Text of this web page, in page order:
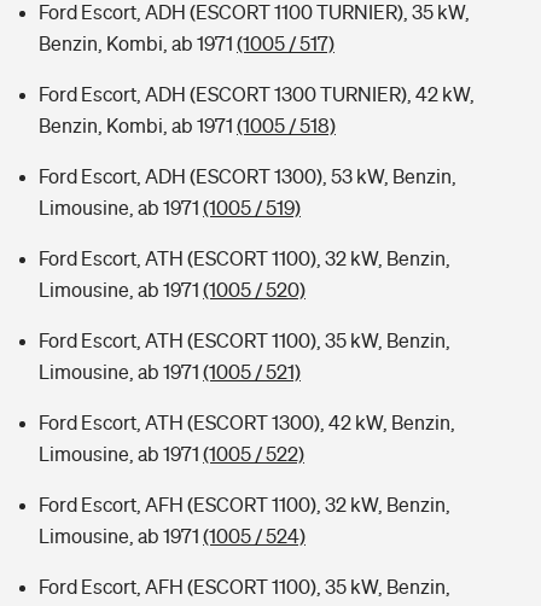
Ford Escort, ADH (ESCORT 1100 TURNIER), 35 kW,
Benzin, Kombi, ab 1971 (1005 / 517)
Ford Escort, ADH (ESCORT 1300 TURNIER), 42 kW,
Benzin, Kombi, ab 1971 (1005 / 518)
Ford Escort, ADH (ESCORT 1300), 53 kW, Benzin,
Limousine, ab 1971 (1005 / 519)
Ford Escort, ATH (ESCORT 1100), 32 kW, Benzin,
Limousine, ab 1971 (1005 / 520)
Ford Escort, ATH (ESCORT 1100), 35 kW, Benzin,
Limousine, ab 1971 (1005 / 521)
Ford Escort, ATH (ESCORT 1300), 42 kW, Benzin,
Limousine, ab 1971 (1005 / 522)
Ford Escort, AFH (ESCORT 1100), 32 kW, Benzin,
Limousine, ab 1971 (1005 / 524)
Ford Escort, AFH (ESCORT 1100), 35 kW, Benzin,